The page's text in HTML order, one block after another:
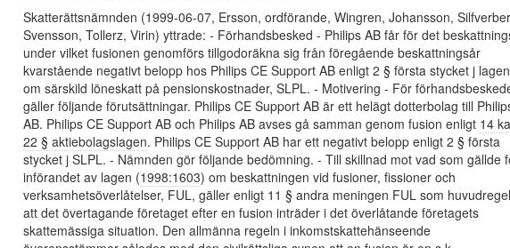
Skatterättsnämnden (1999-06-07, Ersson, ordförande, Wingren, Johansson,
Svensson, Tollerz, Virin) yttrade: - Förhandsbesked - Philips AB får för det
under vilket fusionen genomförs tillgodoräkna sig från föregående beskattningsår
kvarstående negativt belopp hos Philips CE Support AB enligt 2 § första stycket j lagen
om särskild löneskatt på pensionskostnader, SLPL. - Motivering - För
gäller följande förutsättningar. Philips CE Support AB är ett helägt dotterbolag till
AB. Philips CE Support AB och Philips AB avses gå samman genom fusion enligt 14
22 § aktiebolagslagen. Philips CE Support AB har ett negativt belopp enligt 2 § första
stycket j SLPL. - Nämnden gör följande bedömning. - Till skillnad mot vad som gällde
införandet av lagen (1998:1603) om beskattningen vid fusioner, fissioner och
verksamhetsöverlåtelser, FUL, gäller enligt 11 § andra meningen FUL som huvudregel
att det övertagande företaget efter en fusion inträder i det överlåtande företagets
skattemässiga situation. Den allmänna regeln i inkomstskattehänseende